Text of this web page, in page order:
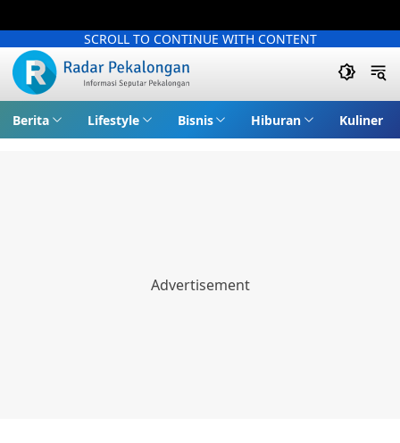
SCROLL TO CONTINUE WITH CONTENT
Berita Lifestyle Bisnis Hiburan Kuliner